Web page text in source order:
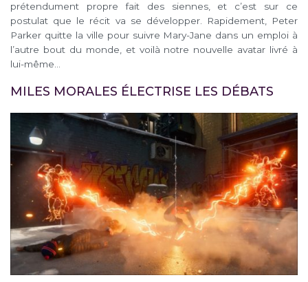
prétendument propre fait des siennes, et c’est sur ce
postulat que le récit va se développer. Rapidement, Peter
Parker quitte la ville pour suivre Mary-Jane dans un emploi à
l’autre bout du monde, et voilà notre nouvelle avatar livré à
lui-même…
MILES MORALES ÉLECTRISE LES DÉBATS